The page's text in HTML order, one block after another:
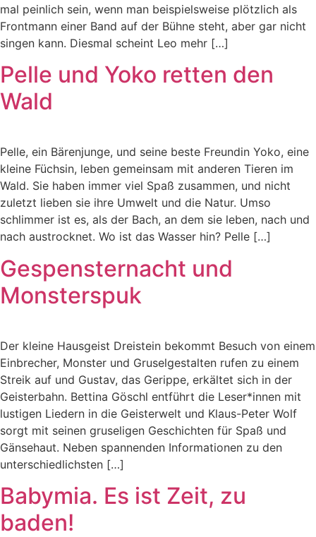
mal peinlich sein, wenn man beispielsweise plötzlich als
Frontmann einer Band auf der Bühne steht, aber gar nicht
singen kann. Diesmal scheint Leo mehr […]
Pelle und Yoko retten den
Wald
Pelle, ein Bärenjunge, und seine beste Freundin Yoko, eine
kleine Füchsin, leben gemeinsam mit anderen Tieren im
Wald. Sie haben immer viel Spaß zusammen, und nicht
zuletzt lieben sie ihre Umwelt und die Natur. Umso
schlimmer ist es, als der Bach, an dem sie leben, nach und
nach austrocknet. Wo ist das Wasser hin? Pelle […]
Gespensternacht und
Monsterspuk
Der kleine Hausgeist Dreistein bekommt Besuch von einem
Einbrecher, Monster und Gruselgestalten rufen zu einem
Streik auf und Gustav, das Gerippe, erkältet sich in der
Geisterbahn. Bettina Göschl entführt die Leser*innen mit
lustigen Liedern in die Geisterwelt und Klaus-Peter Wolf
sorgt mit seinen gruseligen Geschichten für Spaß und
Gänsehaut. Neben spannenden Informationen zu den
unterschiedlichsten […]
Babymia. Es ist Zeit, zu
baden!